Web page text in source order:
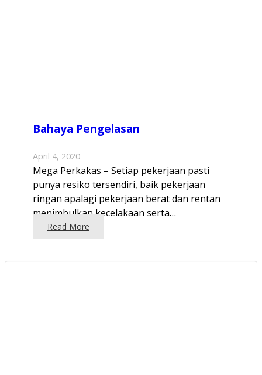
Bahaya Pengelasan
April 4, 2020
Mega Perkakas – Setiap pekerjaan pasti
punya resiko tersendiri, baik pekerjaan
ringan apalagi pekerjaan berat dan rentan
menimbulkan kecelakaan serta…
Read More